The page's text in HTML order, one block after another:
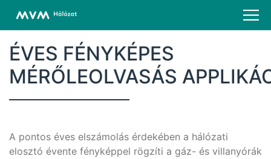
ÉVES FÉNYKÉPES
MÉRŐLEOLVASÁS
A pontos éves elszámolás érdekében a hálózati
elosztó évente fényképpel rögzíti a gáz- és villanyórák